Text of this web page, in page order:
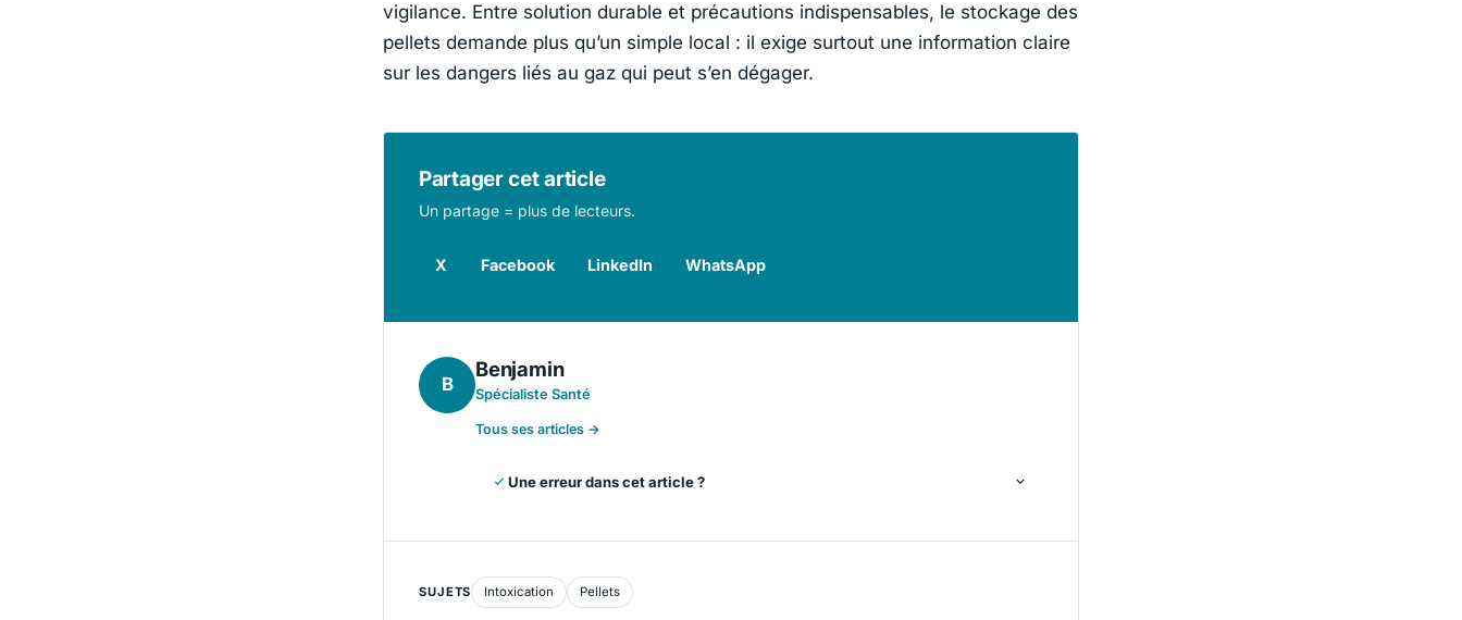
vigilance. Entre solution durable et précautions indispensables, le stockage des
pellets demande plus qu’un simple local : il exige surtout une information claire
sur les dangers liés au gaz qui peut s’en dégager.
Partager cet article
Un partage = plus de lecteurs.
X Facebook LinkedIn WhatsApp
B
Benjamin
Spécialiste Santé
Tous ses articles →
Une erreur dans cet article ?
SUJETS Intoxication Pellets